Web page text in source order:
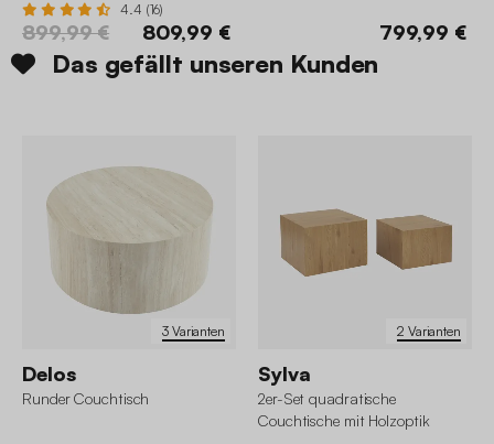
4.4 (16)
899,99 € 809,99 € 799,99 €
Das gefällt unseren Kunden
3 Varianten
Delos
Runder Couchtisch
2 Varianten
Sylva
2er-Set quadratische
Couchtische mit Holzoptik